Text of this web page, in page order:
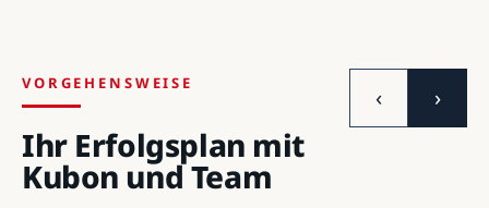
VORGEHENSWEISE
Ihr Erfolgsplan mit
Kubon und Team
‹ ›